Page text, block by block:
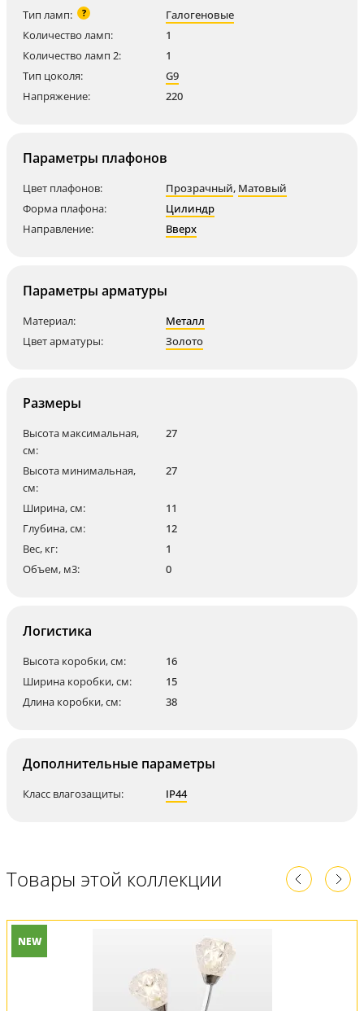
Тип ламп: ?
Галогеновые
Количество ламп:
1
Количество ламп 2:
1
Тип цоколя:
G9
Напряжение:
220
Параметры плафонов
Цвет плафонов: Прозрачный, Матовый
Форма плафона:
Цилиндр
Направление:
Вверх
Параметры арматуры
Материал:
Металл
Цвет арматуры:
Золото
Размеры
Высота максимальная,
см:
27
Высота минимальная,
см:
27
Ширина, см:
11
Глубина, см:
12
Вес, кг:
1
Объем, м3:
0
Логистика
Высота коробки, см:
16
Ширина коробки, см:
15
Длина коробки, см:
38
Дополнительные параметры
Класс влагозащиты: IP44
Товары этой коллекции
NEW